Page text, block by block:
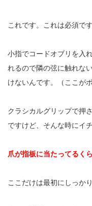
これです。これは必須です
小指でコードオブリを入
れるので隣の弦に触れな
けないんです。（ここがポ
クラシカルグリップで押
ですけど、そんな時にイ
爪が指板に当たってるく
ここだけは最初にしっか